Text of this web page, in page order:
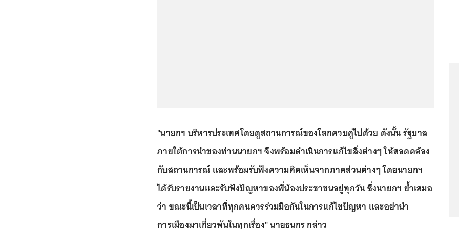
"นายกฯ บริหารประเทศโดยดูสถานการณ์ของโลกควบคู่ไปด้วย ดังนั้น รัฐบาล
ภายใต้การนำของท่านนายกฯ จึงพร้อมดำเนินการแก้ไขสิ่งต่างๆ ให้สอดคล้อง
กับสถานการณ์ และพร้อมรับฟังความคิดเห็นจากภาคส่วนต่างๆ โดยนายกฯ
ได้รับรายงานและรับฟังปัญหาของพี่น้องประชาชนอยู่ทุกวัน ซึ่งนายกฯ ย้ำเสมอ
ว่า ขณะนี้เป็นเวลาที่ทุกคนควรร่วมมือกันในการแก้ไขปัญหา และอย่านำ
การเมืองมาเกี่ยวพันในทุกเรื่อง" นายธนกร กล่าว